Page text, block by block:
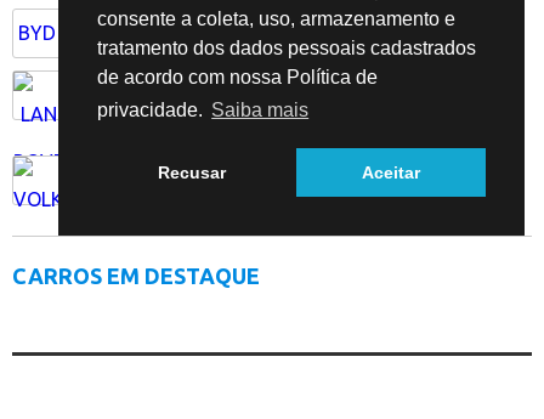
consente a coleta, uso, armazenamento e
tratamento dos dados pessoais cadastrados
de acordo com nossa Política de
privacidade. Saiba mais
Recusar Aceitar
BYD
CARROS EM DESTAQUE